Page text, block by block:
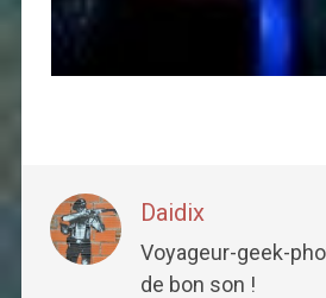
Daidix
Voyageur-geek-
de bon son !